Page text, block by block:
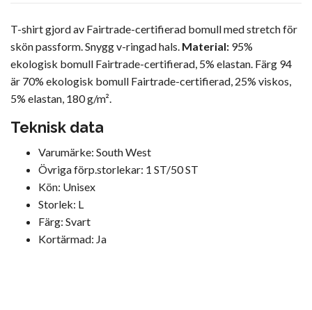
T-shirt gjord av Fairtrade-certifierad bomull med stretch för
skön passform. Snygg v-ringad hals. Material: 95%
ekologisk bomull Fairtrade-certifierad, 5% elastan. Färg 94
är 70% ekologisk bomull Fairtrade-certifierad, 25% viskos,
5% elastan, 180 g/m².
Teknisk data
Varumärke: South West
Övriga förp.storlekar: 1 ST/50 ST
Kön: Unisex
Storlek: L
Färg: Svart
Kortärmad: Ja